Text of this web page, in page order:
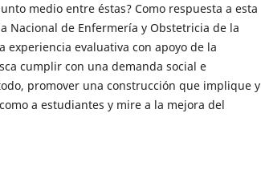
medio entre éstas? Como respuesta a esta
Nacional de Enfermería y Obstetricia de la
experiencia evaluativa con apoyo de la
cumplir con una demanda social e
promover una construcción que implique y
a estudiantes y mire a la mejora del